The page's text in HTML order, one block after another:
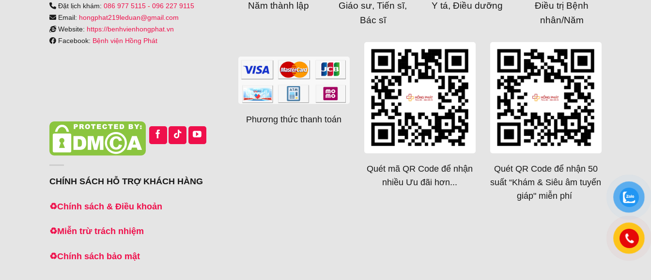
Đặt lịch khám: 086 977 5115 - 096 227 9115
Email: hongphat219leduan@gmail.com
Website: https://benhvienhongphat.vn
Facebook: Bệnh viện Hồng Phát
CHÍNH SÁCH HỖ TRỢ KHÁCH HÀNG
♻️Chính sách & Điều khoản
♻️Miễn trừ trách nhiệm
♻️Chính sách bảo mật
Năm thành lập
Giáo sư, Tiến sĩ,
Bác sĩ
Y tá, Điều dưỡng
Điều trị Bệnh
nhân/Năm
Phương thức thanh toán
Quét mã QR Code để nhận
nhiều Ưu đãi hơn...
Quét QR Code để nhận 50
suất “Khám & Siêu âm tuyến
giáp" miễn phí